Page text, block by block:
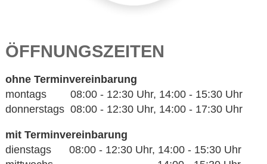
ÖFFNUNGSZEITEN
ohne Terminvereinbarung
montags 08:00 - 12:30 Uhr, 14:00 - 15:30 Uhr
donnerstags 08:00 - 12:30 Uhr, 14:00 - 17:30 Uhr
mit Terminvereinbarung
dienstags 08:00 - 12:30 Uhr, 14:00 - 15:30 Uhr